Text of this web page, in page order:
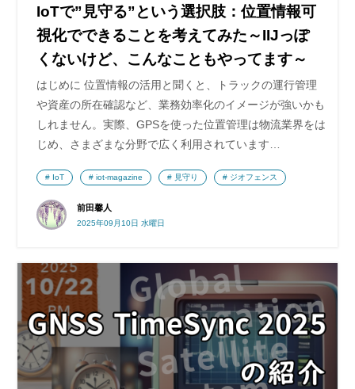
IoTで”見守る”という選択肢：位置情報可
視化でできることを考えてみた～IIJっぽ
くないけど、こんなこともやってます～
はじめに 位置情報の活用と聞くと、トラックの運行管理
や資産の所在確認など、業務効率化のイメージが強いかも
しれません。実際、GPSを使った位置管理は物流業界をは
じめ、さまざまな分野で広く利用されています…
前田馨人
2025年09月10日 水曜日
IoT iot-magazine 見守り ジオフェンス